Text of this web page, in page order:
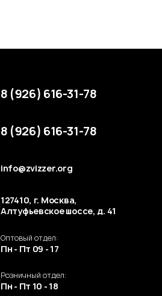
8 (926) 616-31-78
8 (926) 616-31-78
info@zvizzer.org
127410, г. Москва,
Алтуфьевское шоссе, д. 41
Оптовый отдел:
Пн - Пт 09 - 17
Розничный отдел:
Пн - Пт 10 - 18